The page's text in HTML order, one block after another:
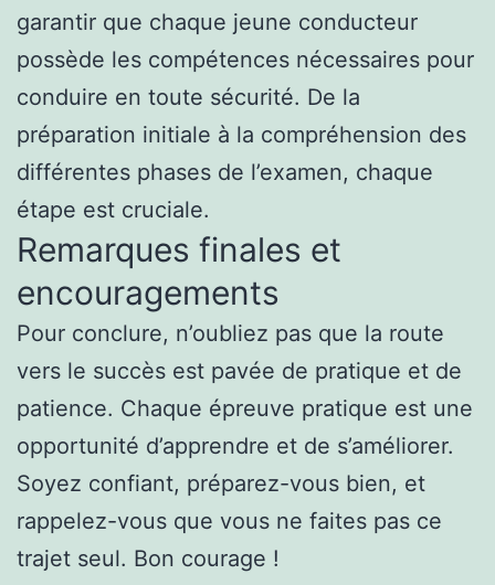
garantir que chaque jeune conducteur
possède les compétences nécessaires pour
conduire en toute sécurité. De la
préparation initiale à la compréhension des
différentes phases de l’examen, chaque
étape est cruciale.
Remarques finales et
encouragements
Pour conclure, n’oubliez pas que la route
vers le succès est pavée de pratique et de
patience. Chaque épreuve pratique est une
opportunité d’apprendre et de s’améliorer.
Soyez confiant, préparez-vous bien, et
rappelez-vous que vous ne faites pas ce
trajet seul. Bon courage !